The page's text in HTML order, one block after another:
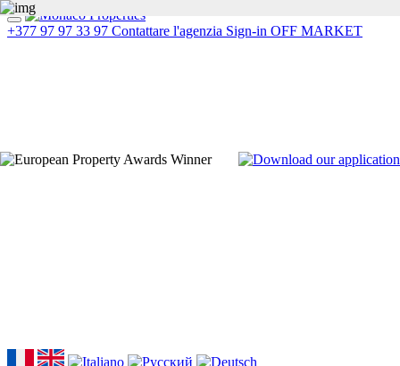
+377 97 97 33 97 Contattare l'agenzia Sign-in OFF MARKET